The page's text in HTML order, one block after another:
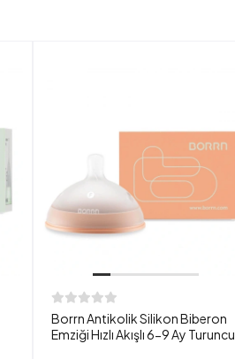
Borrn Antikolik Silikon Biberon
Emziği Hızlı Akışlı 6-9 Ay Turuncu